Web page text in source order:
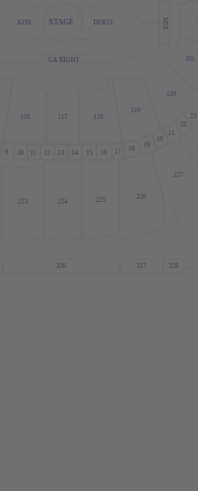
GA RIGHT
KISS DISCO
101
16 17 18
1 19
120
223
224 225 226
227
326 327 328
9 10 12 13 14 15 16 17 18
19
10
21
22
23
STAGE MIX